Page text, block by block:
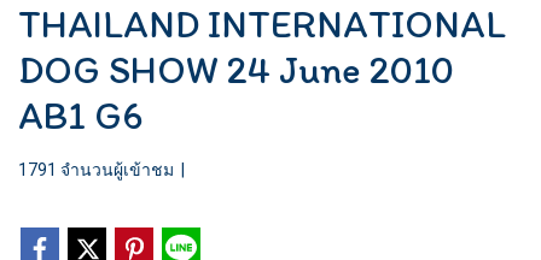
THAILAND INTERNATIONAL
DOG SHOW 24 June 2010
AB1 G6
1791 จำนวนผู้เข้าชม